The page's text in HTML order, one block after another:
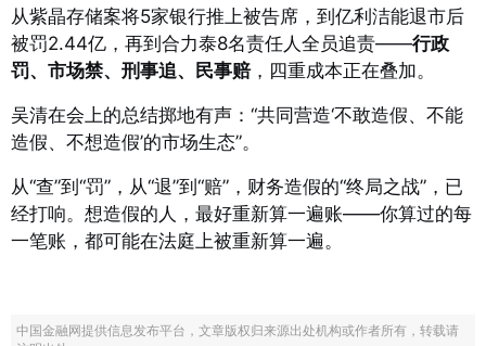
从紫晶存储案将5家银行推上被告席，到亿利洁能退市后
被罚2.44亿，再到合力泰8名责任人全员追责——行政
罚、市场禁、刑事追、民事赔，四重成本正在叠加。
吴清在会上的总结掷地有声：“共同营造‘不敢造假、不能
造假、不想造假’的市场生态”。
从“查”到“罚”，从“退”到“赔”，财务造假的“终局之战”，已
经打响。想造假的人，最好重新算一遍账——你算过的每
一笔账，都可能在法庭上被重新算一遍。
中国金融网提供信息发布平台，文章版权归来源出处机构或作者所有，转载请